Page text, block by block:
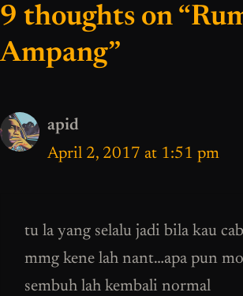
9 thoughts on
Ampang”
apid
April 2, 2017 at 1:51 pm
tu la yang selalu jadi bila kau
mmg kene lah nant…apa pun
sembuh lah kembali normal